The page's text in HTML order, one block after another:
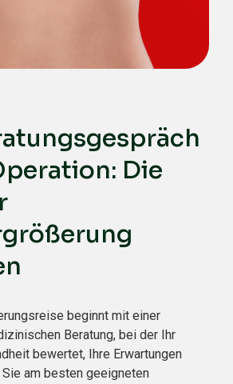
Die
beginnt mit einer
Beratung, bei der Ihr
bewertet, Ihre Erwartungen
am besten geeigneten